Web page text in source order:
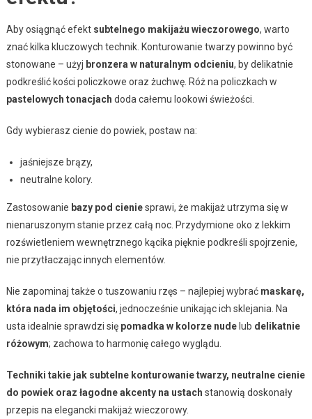
Aby osiągnąć efekt subtelnego makijażu wieczorowego, warto
znać kilka kluczowych technik. Konturowanie twarzy powinno być
stonowane – użyj bronzera w naturalnym odcieniu, by delikatnie
podkreślić kości policzkowe oraz żuchwę. Róż na policzkach w
pastelowych tonacjach doda całemu lookowi świeżości.
Gdy wybierasz cienie do powiek, postaw na:
jaśniejsze brązy,
neutralne kolory.
Zastosowanie bazy pod cieniesprawi, że makijaż utrzyma się w
nienaruszonym stanie przez całą noc. Przydymione oko z lekkim
rozświetleniem wewnętrznego kącika pięknie podkreśli spojrzenie,
nie przytłaczając innych elementów.
Nie zapominaj także o tuszowaniu rzęs – najlepiej wybrać maskarę,
która nada im objętości, jednocześnie unikając ich sklejania. Na
usta idealnie sprawdzi się pomadka w kolorze nudelub delikatnie
różowym; zachowa to harmonię całego wyglądu.
Techniki takie jak subtelne konturowanie twarzy, neutralne cienie
do powiek oraz łagodne akcenty na ustach stanowią doskonały
przepis na elegancki makijaż wieczorowy.